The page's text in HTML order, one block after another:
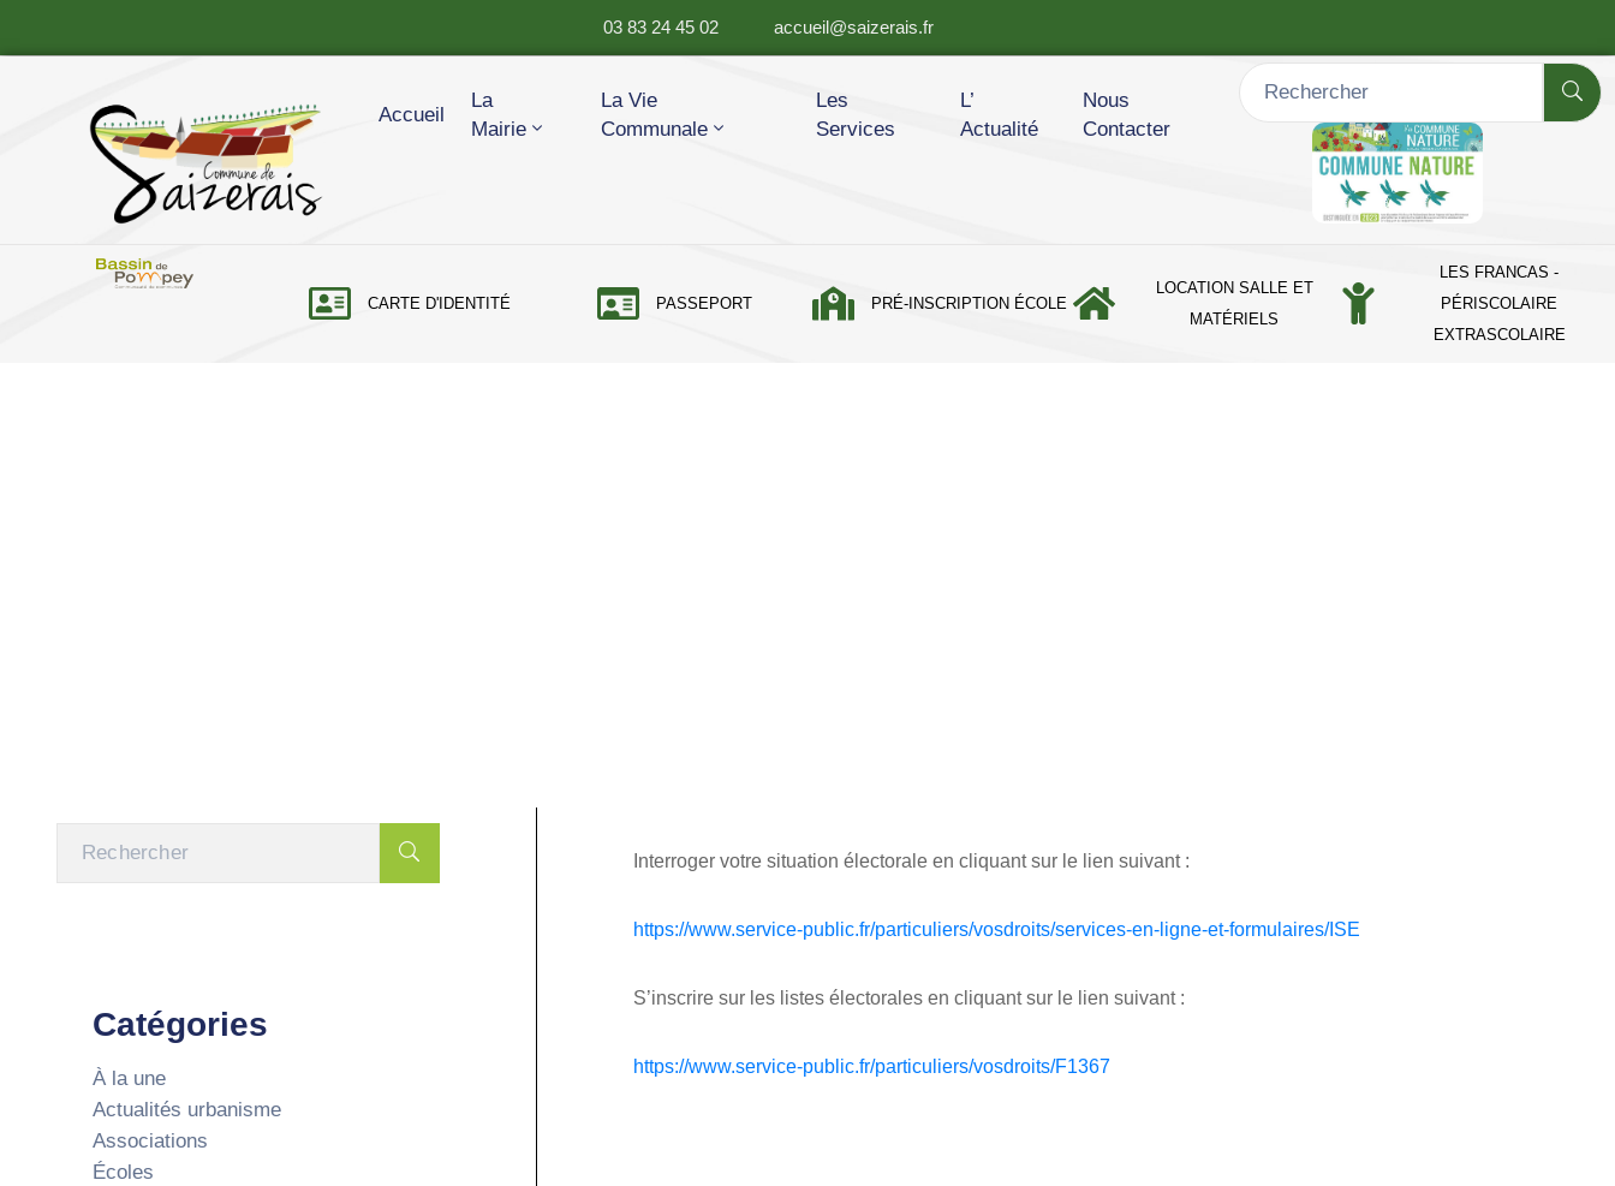
03 83 24 45 02 accueil@saizerais.fr
Accueil
La
Mairie
La Vie
Communale
Les
Services
L’
Actualité
Nous
Contacter
CARTE D'IDENTITÉ PASSEPORT PRÉ-INSCRIPTION ÉCOLE
LOCATION SALLE ET
MATÉRIELS
LES FRANCAS -
PÉRISCOLAIRE
EXTRASCOLAIRE
Interroger votre situation électorale en cliquant sur le lien suivant :
https://www.service-public.fr/particuliers/vosdroits/services-en-ligne-et-formulaires/ISE
S’inscrire sur les listes électorales en cliquant sur le lien suivant :
https://www.service-public.fr/particuliers/vosdroits/F1367
Catégories
À la une
Actualités urbanisme
Associations
Écoles